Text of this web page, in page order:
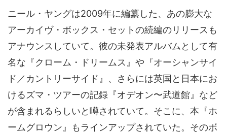
ニール・ヤングは2009年に編纂した、あの膨大な
アーカイヴ・ボックス・セットの続編のリリースも
アナウンスしていて。彼の未発表アルバムとして有
名な『クローム・ドリームス』や『オーシャンサイ
ド／カントリーサイド』、さらには英国と日本にお
けるズマ・ツアーの記録『オデオン〜武道館』など
が含まれるらしいと噂されていて。そこに、本『ホ
ームグロウン』もラインアップされていた。そのボ